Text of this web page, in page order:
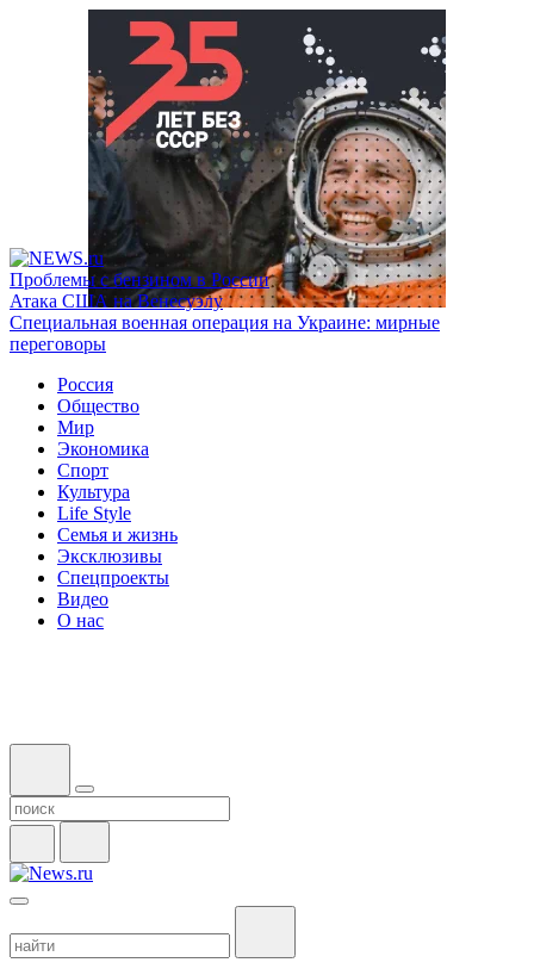
Проблемы с бензином в России
Атака США на Венесуэлу
Специальная военная операция на Украине: мирные
переговоры
Россия
Общество
Мир
Экономика
Спорт
Культура
Life Style
Семья и жизнь
Эксклюзивы
Спецпроекты
Видео
О нас